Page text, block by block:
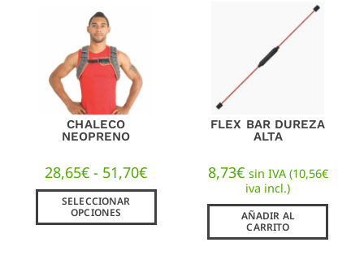
CHALECO
NEOPRENO
28,65€ - 51,70€
SELECCIONAR
OPCIONES
FLEX BAR DUREZA
ALTA
8,73€ sin IVA (10,56€
iva incl.)
AÑADIR AL
CARRITO